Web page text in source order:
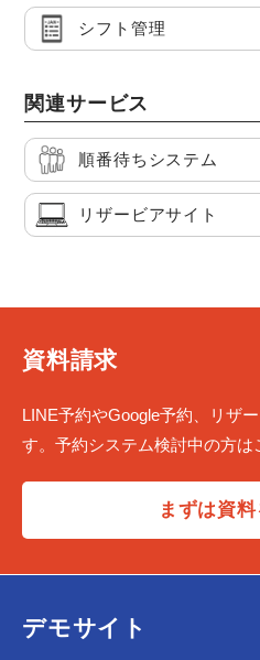
シフト管理
関連サービス
順番待ちシステム
リザービアサイト
資料請求
LINE予約やGoogle予約、リザ
す。予約システム検討中の方は
まずは資
デモサイト